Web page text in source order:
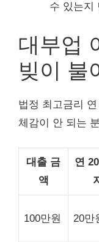
수 있는지
대부업
빚이 불
법정 최고금리
체감이 안 되는
대출 금
액
연
100만원 20만